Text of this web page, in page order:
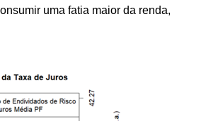
uma fatia maior da renda,